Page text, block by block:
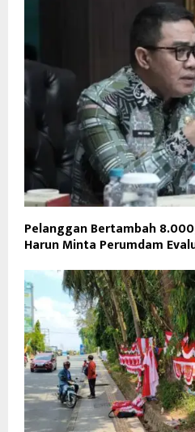
Pelanggan Bertambah
Harun Minta Perumdam